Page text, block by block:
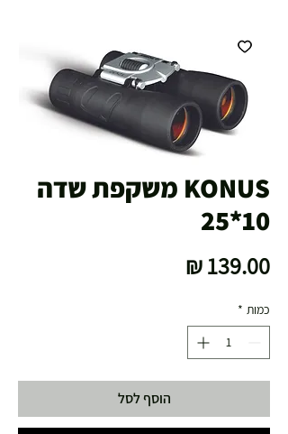
KONUS משקפת שדה
10*25
כמות *
הוסף לסל